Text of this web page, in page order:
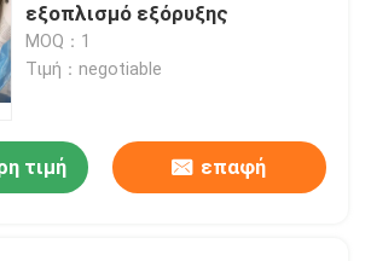
εξοπλισμό εξόρυξης
MOQ：1
Τιμή：negotiable
τιμή επαφή